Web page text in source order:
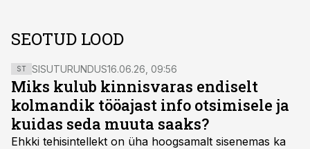
SEOTUD LOOD
ST SISUTURUNDUS16.06.26, 09:56
Miks kulub kinnisvaras endiselt
kolmandik tööajast info otsimisele ja
kuidas seda muuta saaks?
Ehkki tehisintellekt on üha hoogsamalt sisenemas ka